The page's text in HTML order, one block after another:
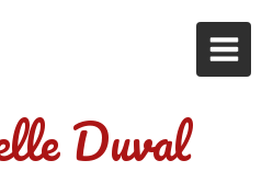
Duval